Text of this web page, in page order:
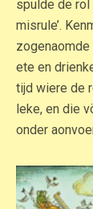
spulde de
misrule’.
zogenaomde
ete en
tijd wiere de
leke, en die
onder